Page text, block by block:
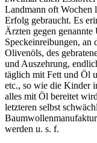
Landmann oft Wochen
Erfolg gebraucht. Es
Ärzten gegen
Speckeinreibungen, an
Olivenöls, des
und Auszehrung,
täglich mit Fett und Öl
etc., so wie die Kinder
alles mit Öl bereitet
letzteren selbst
werden u. s. f.